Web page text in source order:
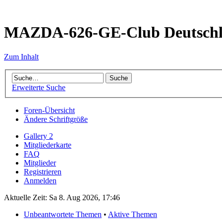
MAZDA-626-GE-Club
Zum Inhalt
Erweiterte Suche
Foren-Übersicht
Ändere Schriftgröße
Gallery 2
Mitgliederkarte
FAQ
Mitglieder
Registrieren
Anmelden
Aktuelle Zeit: Sa 8. Aug 2026, 17:46
Unbeantwortete Themen • Aktive Themen